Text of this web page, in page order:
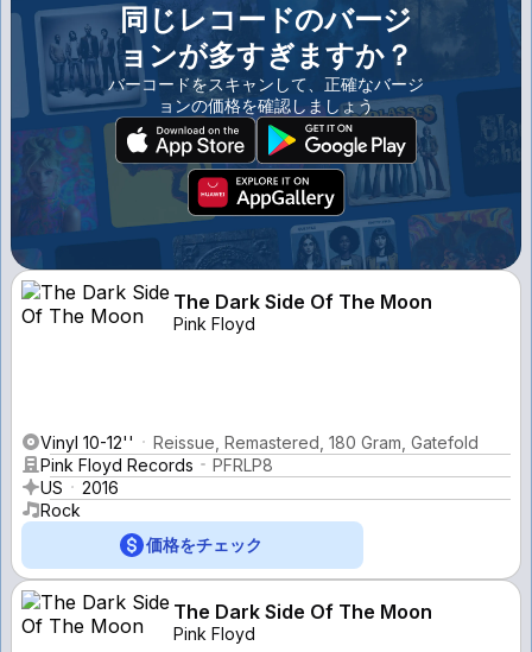
同じレコードのバージ
ョンが多すぎますか？
バーコードをスキャンして、正確なバージ
ョンの価格を確認しましょう
The Dark Side Of The Moon
Pink Floyd
Vinyl 10-12''
Reissue, Remastered, 180 Gram, Gatefold
Pink Floyd Records
PFRLP8
US
2016
Rock
価格をチェック
The Dark Side Of The Moon
Pink Floyd